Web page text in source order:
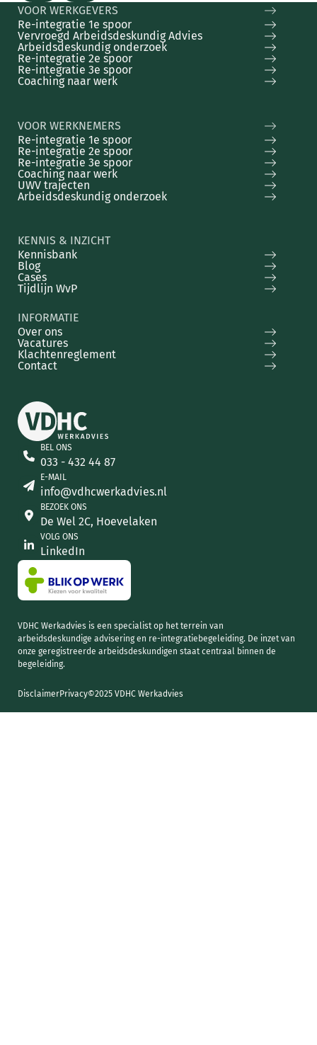
VOOR WERKGEVERS
Re-integratie 1e spoor
Vervroegd Arbeidsdeskundig Advies
Arbeidsdeskundig onderzoek
Re-integratie 2e spoor
Re-integratie 3e spoor
Coaching naar werk
VOOR WERKNEMERS
Re-integratie 1e spoor
Re-integratie 2e spoor
Re-integratie 3e spoor
Coaching naar werk
UWV trajecten
Arbeidsdeskundig onderzoek
KENNIS & INZICHT
Kennisbank
Blog
Cases
Tijdlijn WvP
INFORMATIE
Over ons
Vacatures
Klachtenreglement
Contact
BEL ONS
033 - 432 44 87
E-MAIL
info@vdhcwerkadvies.nl
BEZOEK ONS
De Wel 2C, Hoevelaken
VOLG ONS
LinkedIn
VDHC Werkadvies is een specialist op het terrein van
arbeidsdeskundige advisering en re-integratiebegeleiding. De inzet van
onze geregistreerde arbeidsdeskundigen staat centraal binnen de
begeleiding.
DisclaimerPrivacy©2025 VDHC Werkadvies